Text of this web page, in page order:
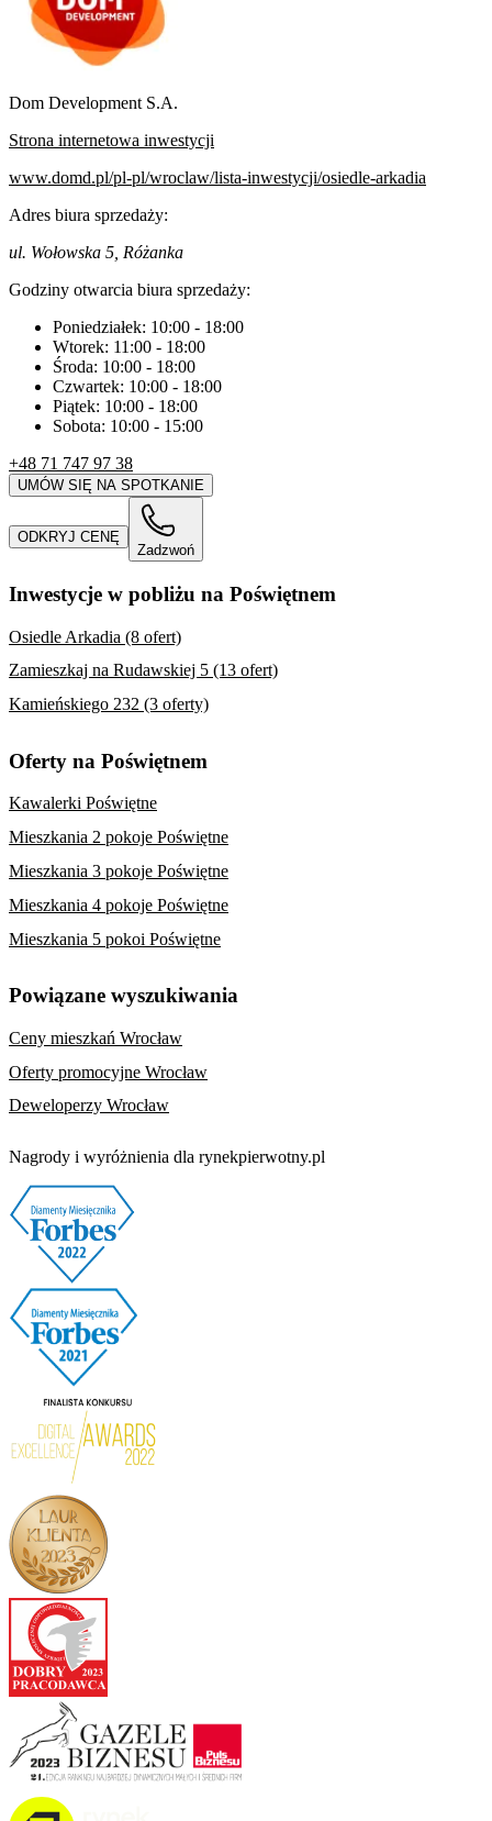
Dom Development S.A.
Strona internetowa inwestycji
www.domd.pl/pl-pl/wroclaw/lista-inwestycji/osiedle-arkadia
Adres biura sprzedaży:
ul. Wołowska 5, Różanka
Godziny otwarcia biura sprzedaży:
Poniedziałek: 10:00 - 18:00
Wtorek: 11:00 - 18:00
Środa: 10:00 - 18:00
Czwartek: 10:00 - 18:00
Piątek: 10:00 - 18:00
Sobota: 10:00 - 15:00
+48 71 747 97 38
UMÓW SIĘ NA SPOTKANIE
ODKRYJ CENĘ
Zadzwoń
Inwestycje w pobliżu na Poświętnem
Osiedle Arkadia (8 ofert)
Zamieszkaj na Rudawskiej 5 (13 ofert)
Kamieńskiego 232 (3 oferty)
Oferty na Poświętnem
Kawalerki Poświętne
Mieszkania 2 pokoje Poświętne
Mieszkania 3 pokoje Poświętne
Mieszkania 4 pokoje Poświętne
Mieszkania 5 pokoi Poświętne
Powiązane wyszukiwania
Ceny mieszkań Wrocław
Oferty promocyjne Wrocław
Deweloperzy Wrocław
Nagrody i wyróżnienia dla rynekpierwotny.pl